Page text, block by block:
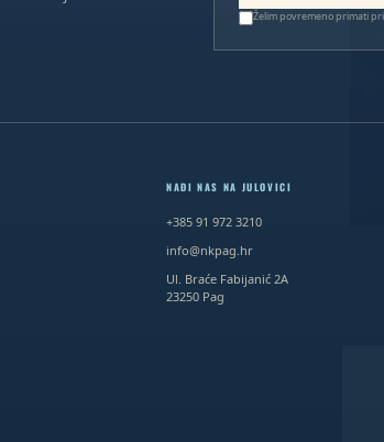
Želim povremeno primati
NAĐI NAS NA JULOVICI
+385 91 972 3210
info@nkpag.hr
Ul. Braće Fabijanić 2A
23250 Pag